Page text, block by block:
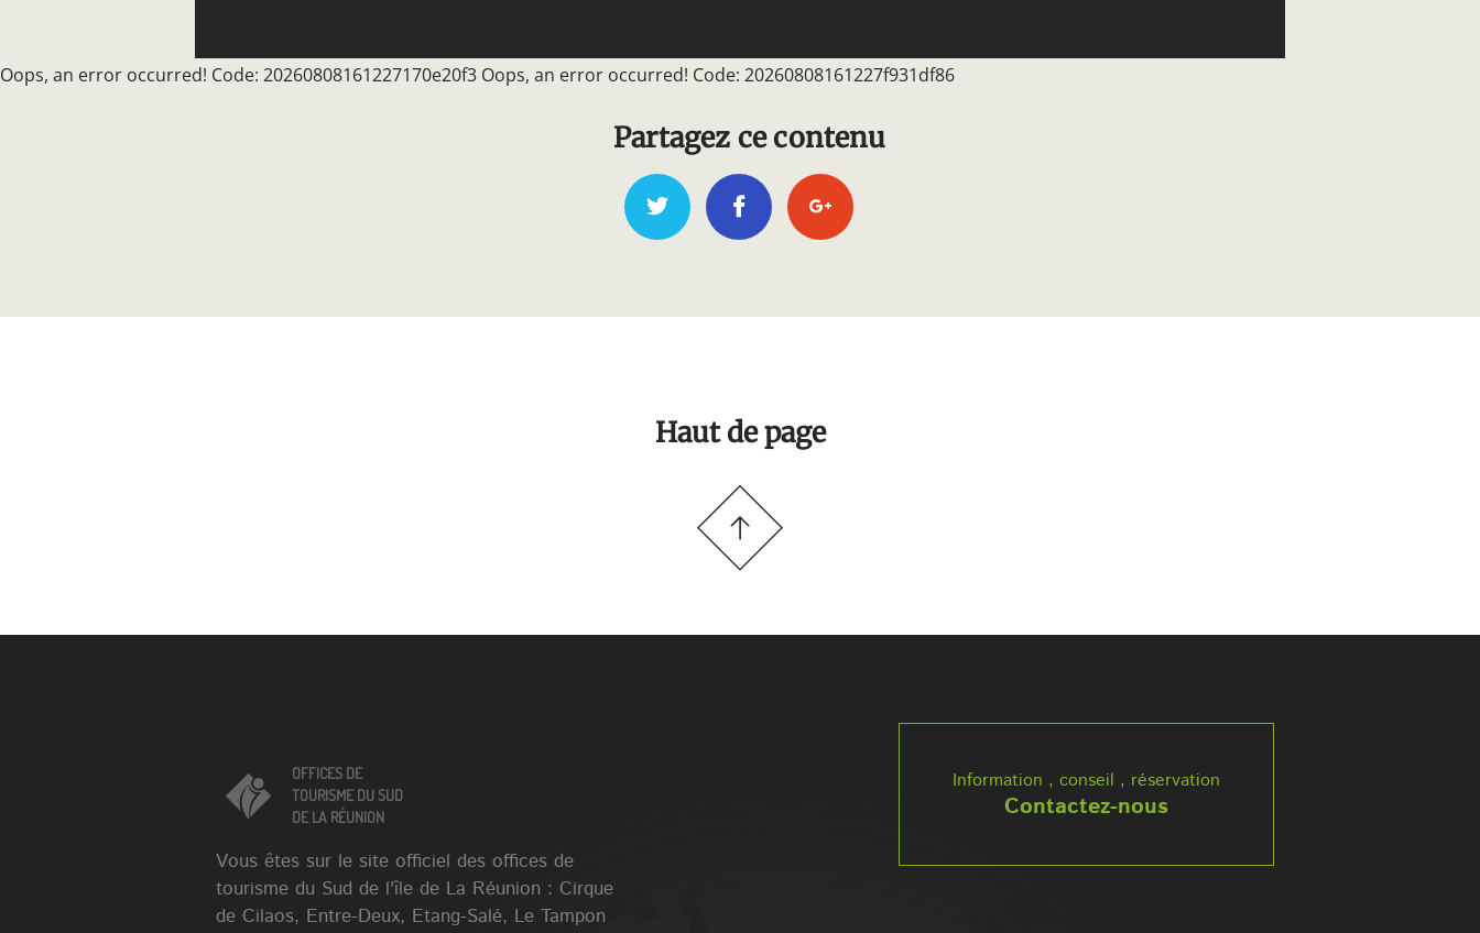
principalement hors sentier,
comportant de nombreux
pas s’engager dans la
Oops, an error occurred! Code: 20260808161227170e20f3 Oops, an error occurred! Code: 20260808161227f931df86
Partagez ce contenu
Haut de page
Information , conseil , réservation
Contactez-nous
OFFICES DE
TOURISME DU SUD
DE LA RÉUNION
Vous êtes sur le site officiel des offices de
tourisme du Sud de l'île de La Réunion : Cirque
de Cilaos, Entre-Deux, Etang-Salé, Le Tampon